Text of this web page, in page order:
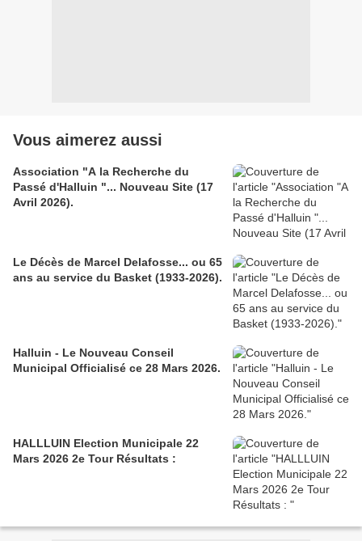
Vous aimerez aussi
Association "A la Recherche du
Passé d'Halluin "... Nouveau Site (17
Avril 2026).
Le Décès de Marcel Delafosse... ou 65
ans au service du Basket (1933-2026).
Halluin - Le Nouveau Conseil
Municipal Officialisé ce 28 Mars 2026.
HALLLUIN Election Municipale 22
Mars 2026 2e Tour Résultats :